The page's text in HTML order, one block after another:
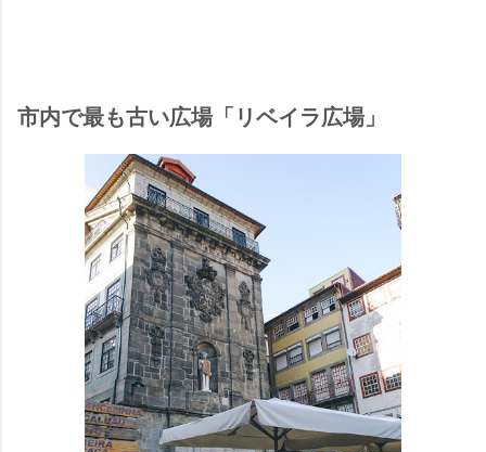
市内で最も古い広場「リベイラ広場」